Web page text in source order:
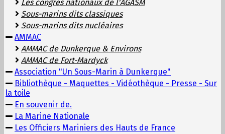
Les congrès nationaux de l'AGASM
Sous-marins dits classiques
Sous-marins dits nucléaires
AMMAC
AMMAC de Dunkerque & Environs
AMMAC de Fort-Mardyck
Association "Un Sous-Marin à Dunkerque"
Bibliothèque - Maquettes - Vidéothèque - Presse - Sur
la toile
En souvenir de.
La Marine Nationale
Les Officiers Mariniers des Hauts de France